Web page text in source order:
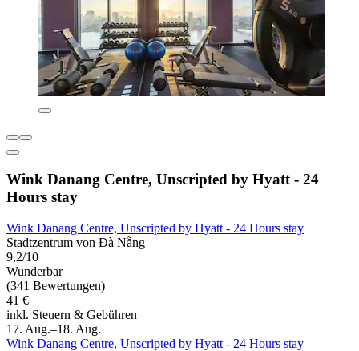
Wink Danang Centre, Unscripted by Hyatt - 24
Hours stay
Wink Danang Centre, Unscripted by Hyatt - 24 Hours stay
Stadtzentrum von Đà Nẵng
9,2/10
Wunderbar
(341 Bewertungen)
41 €
inkl. Steuern & Gebühren
17. Aug.–18. Aug.
Wink Danang Centre, Unscripted by Hyatt - 24 Hours stay